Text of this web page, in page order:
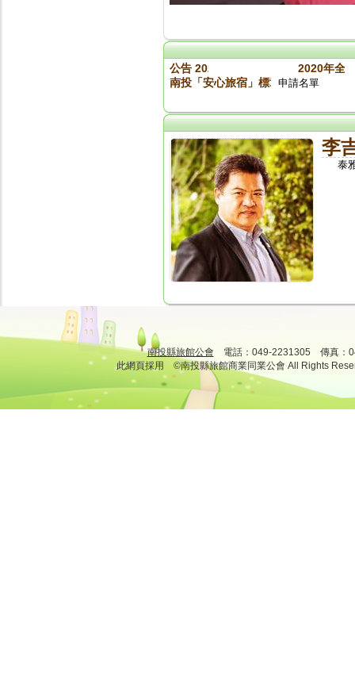
公告 2020旅館盃入取名單 2020年全
南投「安心旅宿」標章參加業者名單
申請名單
李
泰
南投縣旅館公會 電話：049-2231305 傳真：
此網頁採用 ©南投縣旅館商業同業公會 All Rights